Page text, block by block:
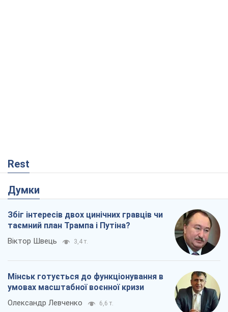
Rest
Думки
Збіг інтересів двох цинічних гравців чи
таємний план Трампа і Путіна?
Віктор Швець 3,4 т.
Мінськ готується до функціонування в
умовах масштабної воєнної кризи
Олександр Левченко 6,6 т.